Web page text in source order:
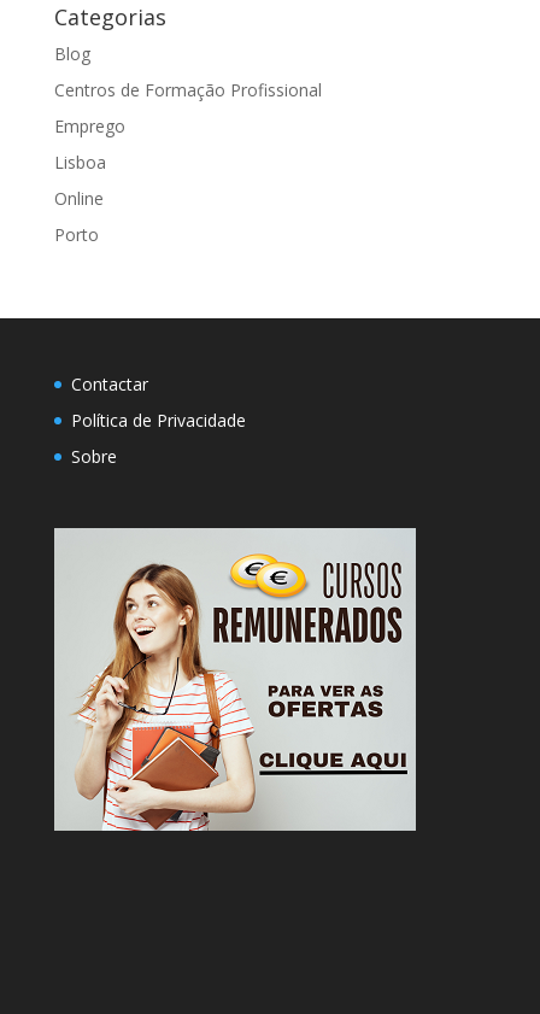
Categorias
Blog
Centros de Formação Profissional
Emprego
Lisboa
Online
Porto
Contactar
Política de Privacidade
Sobre